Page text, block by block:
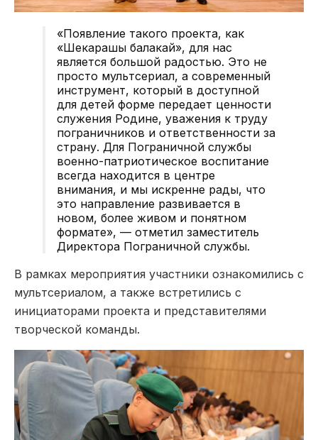
«Появление такого проекта, как
«Шекарашы балакай», для нас
является большой радостью. Это не
просто мультсериал, а современный
инструмент, который в доступной
для детей форме передает ценности
служения Родине, уважения к труду
пограничников и ответственности за
страну. Для Пограничной службы
военно-патриотическое воспитание
всегда находится в центре
внимания, и мы искренне рады, что
это направление развивается в
новом, более живом и понятном
формате», — отметил заместитель
Директора Пограничной службы.
В рамках мероприятия участники ознакомились с
мультсериалом, а также встретились с
инициаторами проекта и представителями
творческой команды.